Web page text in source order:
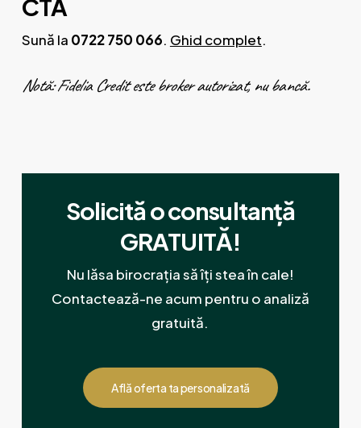
CTA
Sună la 0722 750 066. Ghid complet.
Notă: Fidelia Credit este broker autorizat, nu bancă.
Solicită o consultanță
GRATUITĂ!
Nu lăsa birocrația să îți stea în cale!
Contactează-ne acum pentru o analiză
gratuită.
Află oferta ta personalizată